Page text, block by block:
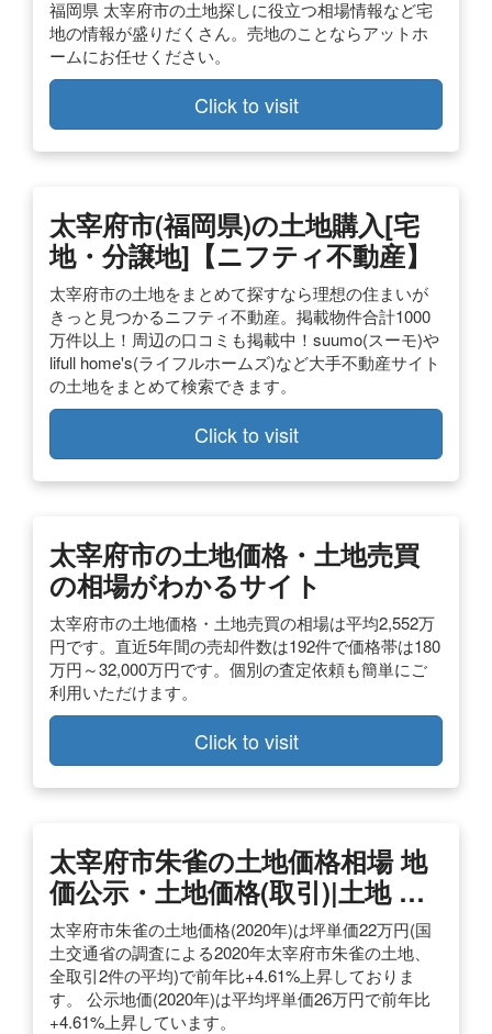
福岡県 太宰府市の土地探しに役立つ相場情報など宅
地の情報が盛りだくさん。売地のことならアットホ
ームにお任せください。
Click to visit
太宰府市(福岡県)の土地購入[宅
地・分譲地]【ニフティ不動産】
太宰府市の土地をまとめて探すなら理想の住まいが
きっと見つかるニフティ不動産。掲載物件合計1000
万件以上！周辺の口コミも掲載中！suumo(スーモ)や
lifull home's(ライフルホームズ)など大手不動産サイト
の土地をまとめて検索できます。
Click to visit
太宰府市の土地価格・土地売買
の相場がわかるサイト
太宰府市の土地価格・土地売買の相場は平均2,552万
円です。直近5年間の売却件数は192件で価格帯は180
万円～32,000万円です。個別の査定依頼も簡単にご
利用いただけます。
Click to visit
太宰府市朱雀の土地価格相場 地
価公示・土地価格(取引)|土地 …
太宰府市朱雀の土地価格(2020年)は坪単価22万円(国
土交通省の調査による2020年太宰府市朱雀の土地、
全取引2件の平均)で前年比+4.61%上昇しておりま
す。 公示地価(2020年)は平均坪単価26万円で前年比
+4.61%上昇しています。